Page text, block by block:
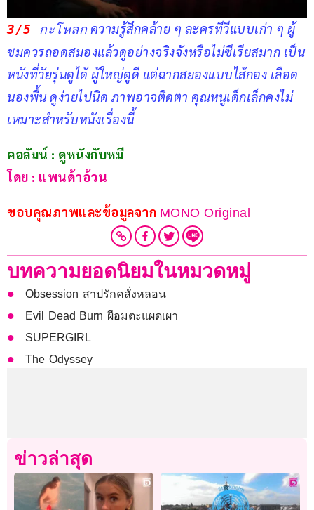
3/5 กะโหลก ความรู้สึกคล้าย ๆ ละครทีวีแบบเก่า ๆ ผู้
ชมควรถอดสมองแล้วดูอย่างจริงจังหรือไม่ซีเรียสมาก เป็น
หนังที่วัยรุ่นดูได้ ผู้ใหญ่ดูดี แต่ฉากสยองแบบไส้กอง เลือด
นองพื้น ดูง่ายไปนิด ภาพอาจติดตา คุณหนูเด็กเล็กคงไม่
เหมาะสำหรับหนังเรื่องนี้
คอลัมน์ : ดูหนังกับหมี
โดย : แพนด้าอ้วน
ขอบคุณภาพและข้อมูลจาก MONO Original
บทความยอดนิยมในหมวดหมู่
Obsession สาปรักคลั่งหลอน
Evil Dead Burn ผีอมตะแผดเผา
SUPERGIRL
The Odyssey
ข่าวล่าสุด